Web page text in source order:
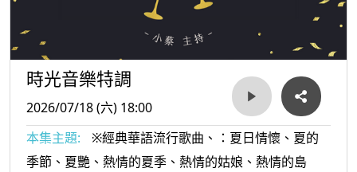
時光音樂特調
2026/07/18 (六) 18:00
本集主題:
※經典華語流行歌曲、：夏日情懷、夏的
季節、夏艷、熱情的夏季、熱情的姑娘、熱情的島